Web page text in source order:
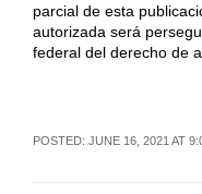
parcial de esta
autorizada será
federal del derecho de
POSTED: JUNE 16, 2021 AT